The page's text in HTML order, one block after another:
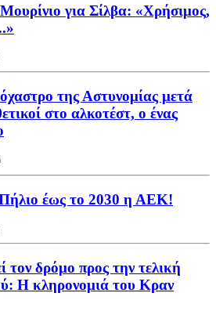
για Σίλβα: «Χρήσιμος,
της Αστυνομίας μετά
στο αλκοτέστ, ο ένας
έως το 2030 η ΑΕΚ!
δρόμο προς την τελική
Η κληρονομιά του Κραν